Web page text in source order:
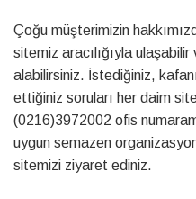
Çoğu müşterimizin
sitemiz aracılığıyla
alabilirsiniz. İstediğiniz,
ettiğiniz soruları her daim
(0216)3972002 ofis
uygun semazen
sitemizi ziyaret ediniz.